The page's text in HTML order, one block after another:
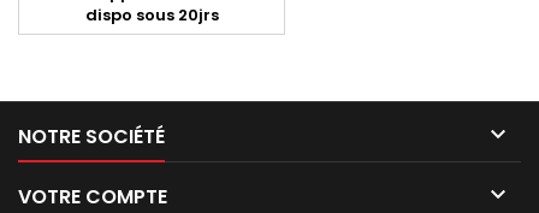
dispo sous 20jrs
NOTRE SOCIÉTÉ 
VOTRE COMPTE 